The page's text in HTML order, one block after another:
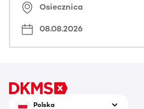
Osiecznica
08.08.2026
Polska